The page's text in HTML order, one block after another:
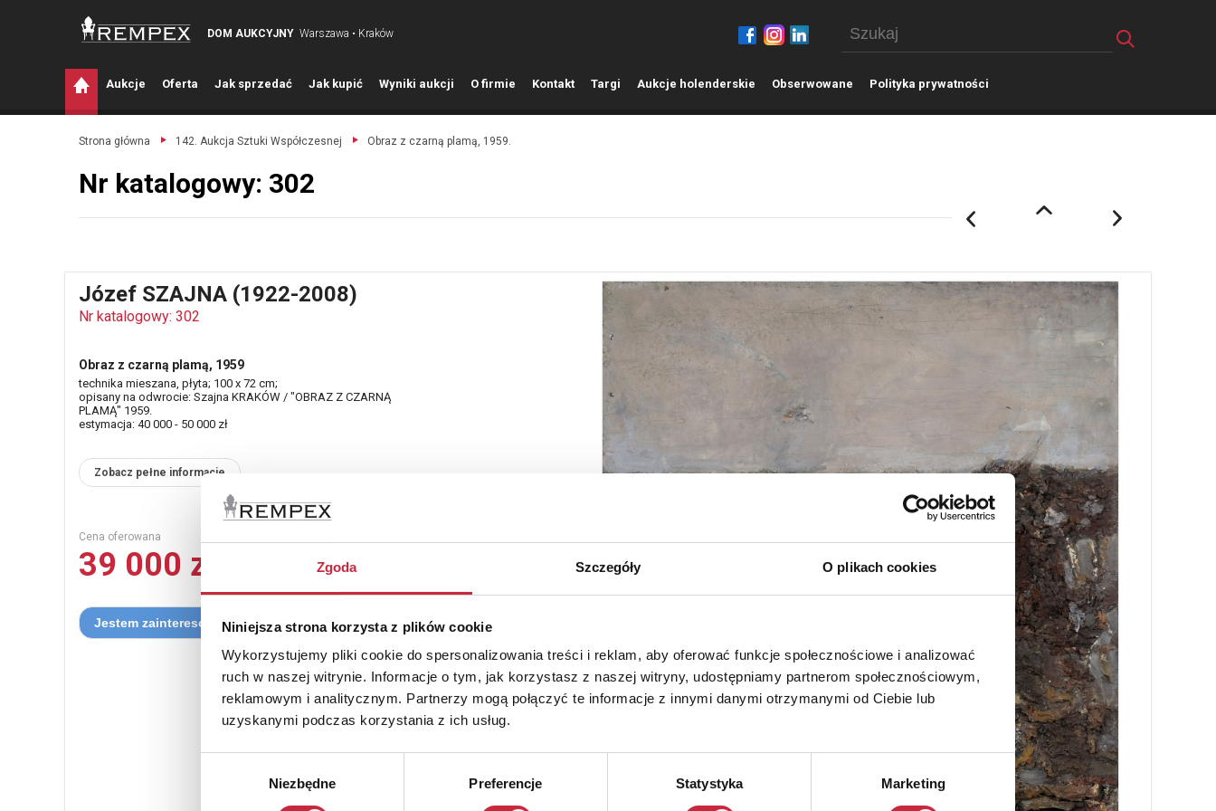
Zgoda Szczegóły O plikach cookies
Niniejsza strona korzysta z plików cookie
Wykorzystujemy pliki cookie do spersonalizowania treści i reklam, aby oferować funkcje społecznościowe i analizować
ruch w naszej witrynie. Informacje o tym, jak korzystasz z naszej witryny, udostępniamy partnerom społecznościowym,
reklamowym i analitycznym. Partnerzy mogą połączyć te informacje z innymi danymi otrzymanymi od Ciebie lub
uzyskanymi podczas korzystania z ich usług.
Niezbędne Preferencje Statystyka Marketing
DOM AUKCYJNY Warszawa • Kraków
Aukcje Oferta Jak sprzedać Jak kupić Wyniki aukcji O firmie Kontakt Targi Aukcje holenderskie Obserwowane Polityka prywatności
Strona główna 142. Aukcja Sztuki Współczesnej Obraz z czarną plamą, 1959.
Nr katalogowy: 302
Józef SZAJNA (1922-2008)
Nr katalogowy: 302
Obraz z czarną plamą, 1959
technika mieszana, płyta; 100 x 72 cm;
opisany na odwrocie: Szajna KRAKÓW / "OBRAZ Z CZARNĄ
PLAMĄ" 1959.
estymacja: 40 000 - 50 000 zł
Zobacz pełne informacje
Cena oferowana
39 000 zł